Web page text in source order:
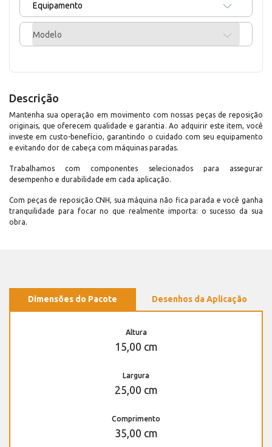
Equipamento
Modelo
Descrição
Mantenha sua operação em movimento com nossas peças de reposição
originais, que oferecem qualidade e garantia. Ao adquirir este item, você
investe em custo-benefício, garantindo o cuidado com seu equipamento
e evitando dor de cabeça com máquinas paradas.
Trabalhamos com componentes selecionados para assegurar
desempenho e durabilidade em cada aplicação.
Com peças de reposição CNH, sua máquina não fica parada e você ganha
tranquilidade para focar no que realmente importa: o sucesso da sua
obra.
Dimensões do Pacote Desenhos da Aplicação
Altura
15,00 cm
Largura
25,00 cm
Comprimento
35,00 cm